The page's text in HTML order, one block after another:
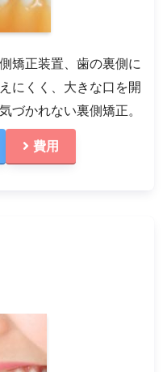
矯正装置、歯の裏側に
にくく、大きな口を開
づかれない裏側矯正。
費用